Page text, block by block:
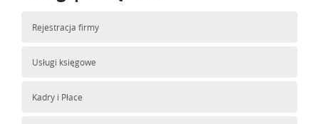
Rejestracja firmy
Usługi księgowe
Kadry i Płace